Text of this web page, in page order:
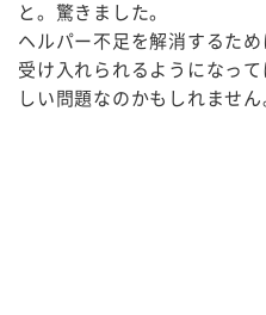
と。驚きました。
ヘルパー不足を解消するた
受け入れられるようになっ
しい問題なのかもしれません